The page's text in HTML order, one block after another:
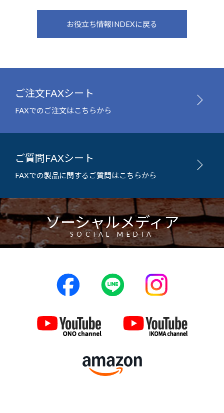
お役立ち情報INDEXに戻る
ご注文FAXシート
FAXでのご注文はこちらから
ご質問FAXシート
FAXでの製品に関するご質問はこちらから
ソーシャルメディア
SOCIAL MEDIA